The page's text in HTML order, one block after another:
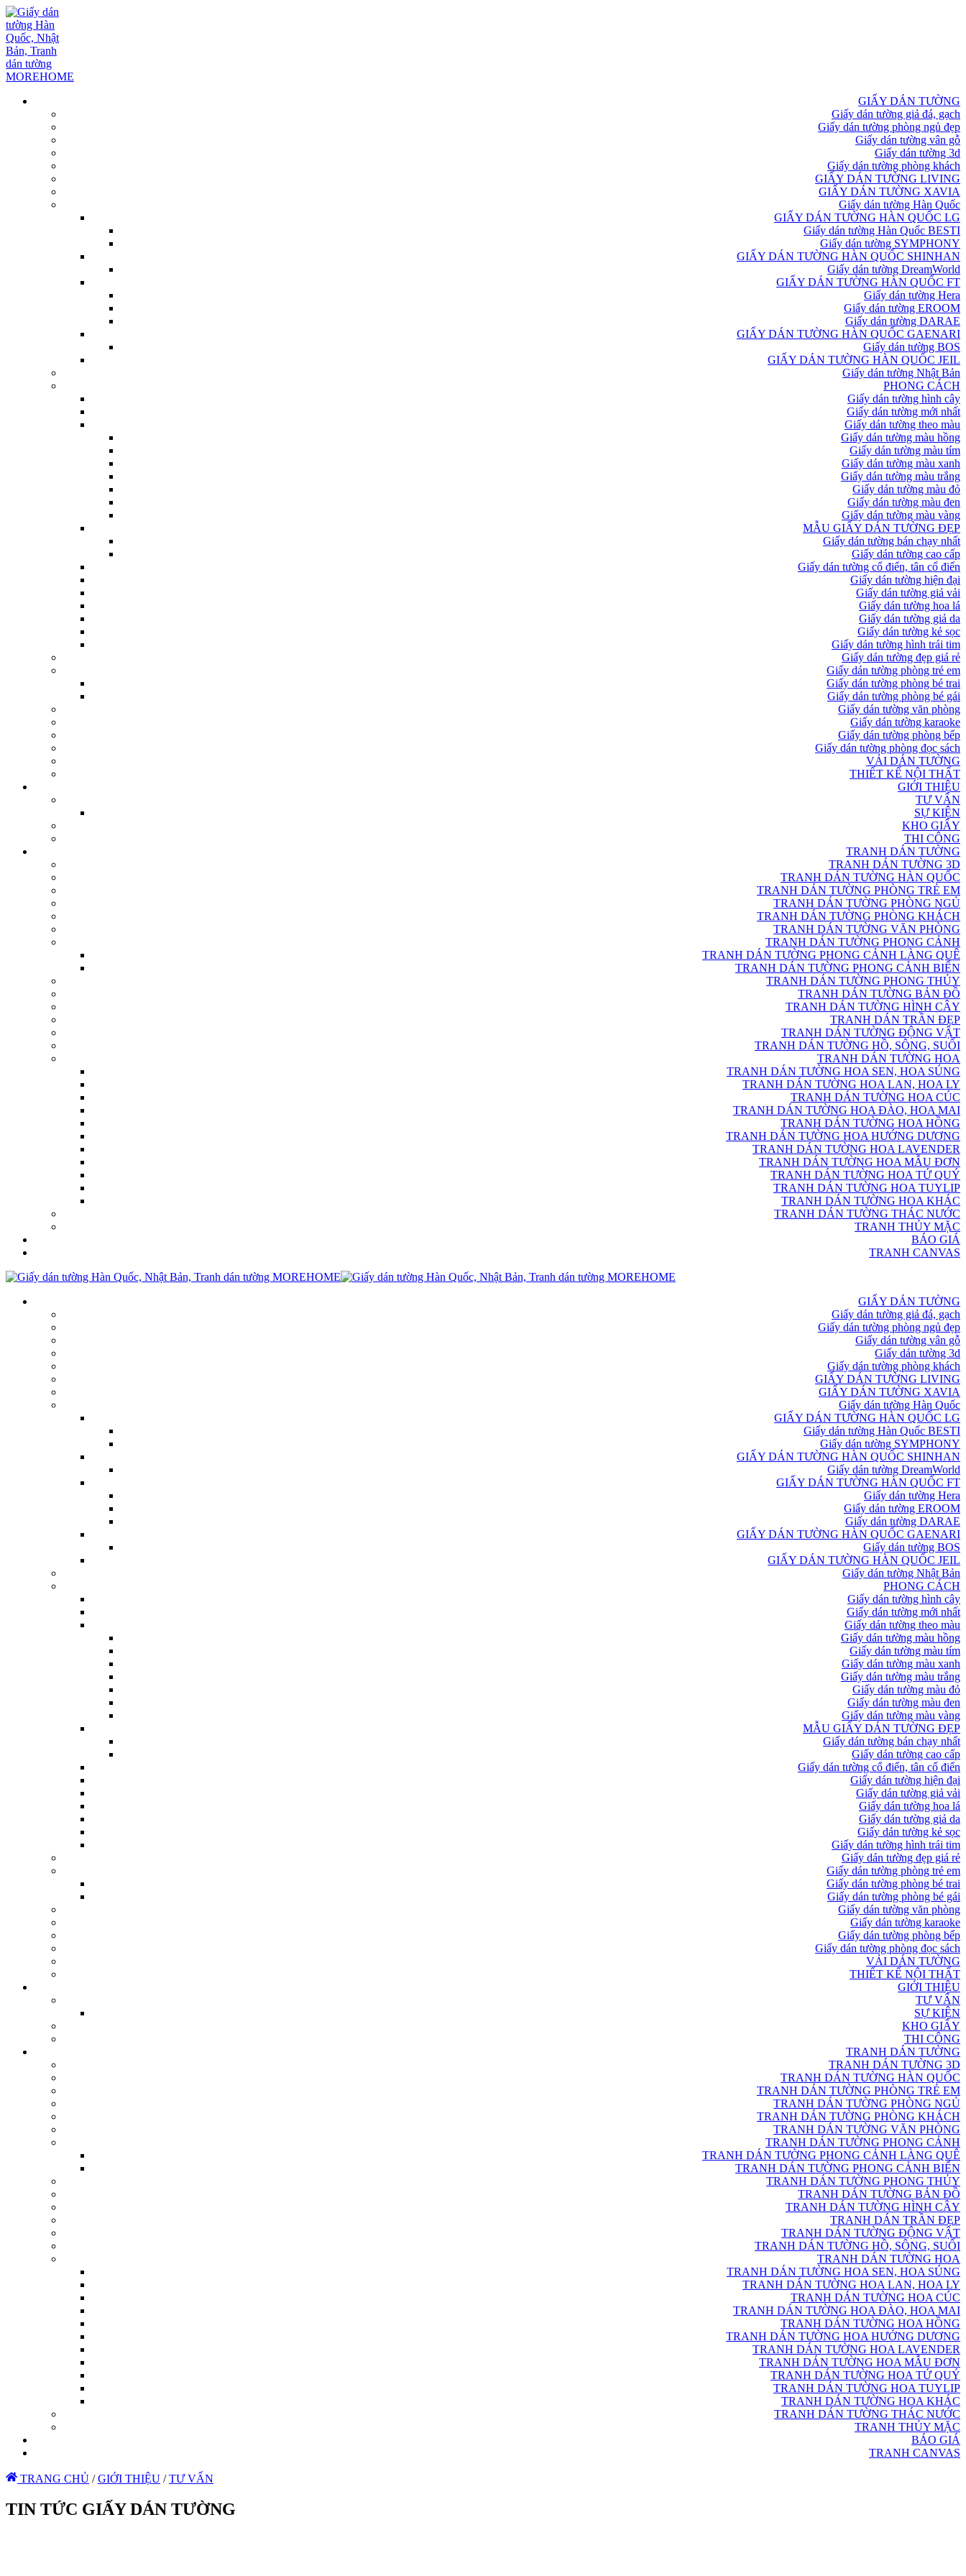
GIẤY DÁN TƯỜNG
Giấy dán tường giả đá, gạch
Giấy dán tường phòng ngủ đẹp
Giấy dán tường vân gỗ
Giấy dán tường 3d
Giấy dán tường phòng khách
GIẤY DÁN TƯỜNG LIVING
GIẤY DÁN TƯỜNG XAVIA
Giấy dán tường Hàn Quốc
GIẤY DÁN TƯỜNG HÀN QUỐC LG
Giấy dán tường Hàn Quốc BESTI
Giấy dán tường SYMPHONY
GIẤY DÁN TƯỜNG HÀN QUỐC SHINHAN
Giấy dán tường DreamWorld
GIẤY DÁN TƯỜNG HÀN QUỐC FT
Giấy dán tường Hera
Giấy dán tường EROOM
Giấy dán tường DARAE
GIẤY DÁN TƯỜNG HÀN QUỐC GAENARI
Giấy dán tường BOS
GIẤY DÁN TƯỜNG HÀN QUỐC JEIL
Giấy dán tường Nhật Bản
PHONG CÁCH
Giấy dán tường hình cây
Giấy dán tường mới nhất
Giấy dán tường theo màu
Giấy dán tường màu hồng
Giấy dán tường màu tím
Giấy dán tường màu xanh
Giấy dán tường màu trắng
Giấy dán tường màu đỏ
Giấy dán tường màu đen
Giấy dán tường màu vàng
MẪU GIẤY DÁN TƯỜNG ĐẸP
Giấy dán tường bán chạy nhất
Giấy dán tường cao cấp
Giấy dán tường cổ điển, tân cổ điển
Giấy dán tường hiện đại
Giấy dán tường giả vải
Giấy dán tường hoa lá
Giấy dán tường giả da
Giấy dán tường kẻ sọc
Giấy dán tường hình trái tim
Giấy dán tường đẹp giá rẻ
Giấy dán tường phòng trẻ em
Giấy dán tường phòng bé trai
Giấy dán tường phòng bé gái
Giấy dán tường văn phòng
Giấy dán tường karaoke
Giấy dán tường phòng bếp
Giấy dán tường phòng đọc sách
VẢI DÁN TƯỜNG
THIẾT KẾ NỘI THẤT
GIỚI THIỆU
TƯ VẤN
SỰ KIỆN
KHO GIẤY
THI CÔNG
TRANH DÁN TƯỜNG
TRANH DÁN TƯỜNG 3D
TRANH DÁN TƯỜNG HÀN QUỐC
TRANH DÁN TƯỜNG PHÒNG TRẺ EM
TRANH DÁN TƯỜNG PHÒNG NGỦ
TRANH DÁN TƯỜNG PHÒNG KHÁCH
TRANH DÁN TƯỜNG VĂN PHÒNG
TRANH DÁN TƯỜNG PHONG CẢNH
TRANH DÁN TƯỜNG PHONG CẢNH LÀNG QUÊ
TRANH DÁN TƯỜNG PHONG CẢNH BIỂN
TRANH DÁN TƯỜNG PHONG THỦY
TRANH DÁN TƯỜNG BẢN ĐỒ
TRANH DÁN TƯỜNG HÌNH CÂY
TRANH DÁN TRẦN ĐẸP
TRANH DÁN TƯỜNG ĐỘNG VẬT
TRANH DÁN TƯỜNG HỒ, SÔNG, SUỐI
TRANH DÁN TƯỜNG HOA
TRANH DÁN TƯỜNG HOA SEN, HOA SÚNG
TRANH DÁN TƯỜNG HOA LAN, HOA LY
TRANH DÁN TƯỜNG HOA CÚC
TRANH DÁN TƯỜNG HOA ĐÀO, HOA MAI
TRANH DÁN TƯỜNG HOA HỒNG
TRANH DÁN TƯỜNG HOA HƯỚNG DƯƠNG
TRANH DÁN TƯỜNG HOA LAVENDER
TRANH DÁN TƯỜNG HOA MẪU ĐƠN
TRANH DÁN TƯỜNG HOA TỨ QUÝ
TRANH DÁN TƯỜNG HOA TUYLIP
TRANH DÁN TƯỜNG HOA KHÁC
TRANH DÁN TƯỜNG THÁC NƯỚC
TRANH THỦY MẶC
BÁO GIÁ
TRANH CANVAS
GIẤY DÁN TƯỜNG
Giấy dán tường giả đá, gạch
Giấy dán tường phòng ngủ đẹp
Giấy dán tường vân gỗ
Giấy dán tường 3d
Giấy dán tường phòng khách
GIẤY DÁN TƯỜNG LIVING
GIẤY DÁN TƯỜNG XAVIA
Giấy dán tường Hàn Quốc
GIẤY DÁN TƯỜNG HÀN QUỐC LG
Giấy dán tường Hàn Quốc BESTI
Giấy dán tường SYMPHONY
GIẤY DÁN TƯỜNG HÀN QUỐC SHINHAN
Giấy dán tường DreamWorld
GIẤY DÁN TƯỜNG HÀN QUỐC FT
Giấy dán tường Hera
Giấy dán tường EROOM
Giấy dán tường DARAE
GIẤY DÁN TƯỜNG HÀN QUỐC GAENARI
Giấy dán tường BOS
GIẤY DÁN TƯỜNG HÀN QUỐC JEIL
Giấy dán tường Nhật Bản
PHONG CÁCH
Giấy dán tường hình cây
Giấy dán tường mới nhất
Giấy dán tường theo màu
Giấy dán tường màu hồng
Giấy dán tường màu tím
Giấy dán tường màu xanh
Giấy dán tường màu trắng
Giấy dán tường màu đỏ
Giấy dán tường màu đen
Giấy dán tường màu vàng
MẪU GIẤY DÁN TƯỜNG ĐẸP
Giấy dán tường bán chạy nhất
Giấy dán tường cao cấp
Giấy dán tường cổ điển, tân cổ điển
Giấy dán tường hiện đại
Giấy dán tường giả vải
Giấy dán tường hoa lá
Giấy dán tường giả da
Giấy dán tường kẻ sọc
Giấy dán tường hình trái tim
Giấy dán tường đẹp giá rẻ
Giấy dán tường phòng trẻ em
Giấy dán tường phòng bé trai
Giấy dán tường phòng bé gái
Giấy dán tường văn phòng
Giấy dán tường karaoke
Giấy dán tường phòng bếp
Giấy dán tường phòng đọc sách
VẢI DÁN TƯỜNG
THIẾT KẾ NỘI THẤT
GIỚI THIỆU
TƯ VẤN
SỰ KIỆN
KHO GIẤY
THI CÔNG
TRANH DÁN TƯỜNG
TRANH DÁN TƯỜNG 3D
TRANH DÁN TƯỜNG HÀN QUỐC
TRANH DÁN TƯỜNG PHÒNG TRẺ EM
TRANH DÁN TƯỜNG PHÒNG NGỦ
TRANH DÁN TƯỜNG PHÒNG KHÁCH
TRANH DÁN TƯỜNG VĂN PHÒNG
TRANH DÁN TƯỜNG PHONG CẢNH
TRANH DÁN TƯỜNG PHONG CẢNH LÀNG QUÊ
TRANH DÁN TƯỜNG PHONG CẢNH BIỂN
TRANH DÁN TƯỜNG PHONG THỦY
TRANH DÁN TƯỜNG BẢN ĐỒ
TRANH DÁN TƯỜNG HÌNH CÂY
TRANH DÁN TRẦN ĐẸP
TRANH DÁN TƯỜNG ĐỘNG VẬT
TRANH DÁN TƯỜNG HỒ, SÔNG, SUỐI
TRANH DÁN TƯỜNG HOA
TRANH DÁN TƯỜNG HOA SEN, HOA SÚNG
TRANH DÁN TƯỜNG HOA LAN, HOA LY
TRANH DÁN TƯỜNG HOA CÚC
TRANH DÁN TƯỜNG HOA ĐÀO, HOA MAI
TRANH DÁN TƯỜNG HOA HỒNG
TRANH DÁN TƯỜNG HOA HƯỚNG DƯƠNG
TRANH DÁN TƯỜNG HOA LAVENDER
TRANH DÁN TƯỜNG HOA MẪU ĐƠN
TRANH DÁN TƯỜNG HOA TỨ QUÝ
TRANH DÁN TƯỜNG HOA TUYLIP
TRANH DÁN TƯỜNG HOA KHÁC
TRANH DÁN TƯỜNG THÁC NƯỚC
TRANH THỦY MẶC
BÁO GIÁ
TRANH CANVAS
TRANG CHỦ / GIỚI THIỆU / TƯ VẤN
TIN TỨC GIẤY DÁN TƯỜNG